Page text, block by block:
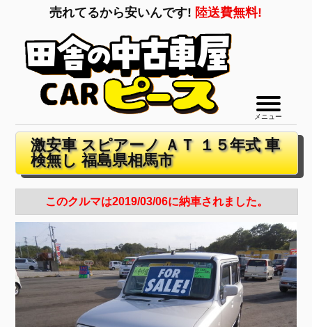
売れてるから安いんです! 陸送費無料!
メニュー
激安車 スピアーノ ＡＴ １５年式 車
検無し 福島県相馬市
このクルマは2019/03/06に納車されました。